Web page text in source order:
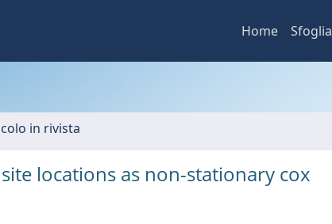
Home Sfoglia
in rivista
locations as non-stationary cox